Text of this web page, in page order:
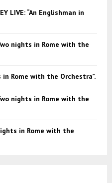
LIVE: “An Englishman in
nights in Rome with the
in Rome with the Orchestra”.
nights in Rome with the
in Rome with the